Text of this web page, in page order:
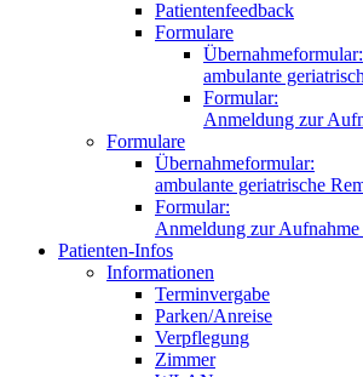
Patientenfeedback
Formulare
Übernahmeformular:
ambulante
Formular:
Anmeldung zur
Formulare
Übernahmeformular:
ambulante geriatrische
Formular:
Anmeldung zur
Patienten-Infos
Informationen
Terminvergabe
Parken/Anreise
Verpflegung
Zimmer